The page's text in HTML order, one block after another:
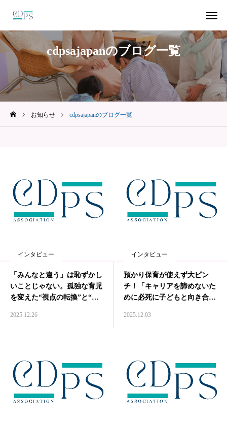
cdpsajapanのブログ一覧
お知らせ cdpsajapanのブログ一覧
インタビュー
「みんなと違う」は恥ずかし
いことじゃない。孤独な育児
を変えた“視点の転換”と“仲
2025.12.26
インタビュー
預かり保育が使えず大ピン
チ！「キャリアを諦めないた
めに必死に子どもと向き合っ
2025.12.03
本協会について
CDPSA認定講座
保護者の方へ
活動報告
お問い合わせ